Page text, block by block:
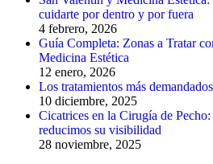
cuidarte por dentro y por fuera
4 febrero, 2026
Guía Completa: Zonas a Tratar
Medicina Estética
12 enero, 2026
Los tratamientos más
10 diciembre, 2025
Cicatrices en la Cirugía de
reducimos su visibilidad
28 noviembre, 2025